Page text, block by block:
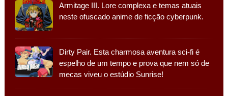
Armitage III. Lore complexa e temas atuais
neste ofuscado anime de ficção cyberpunk.
Dirty Pair. Esta charmosa aventura sci-fi é
espelho de um tempo e prova que nem só de
mecas viveu o estúdio Sunrise!